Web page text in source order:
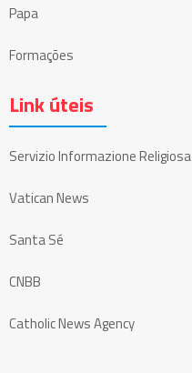
Papa
Formações
Link úteis
Servizio Informazione Religiosa
Vatican News
Santa Sé
CNBB
Catholic News Agency